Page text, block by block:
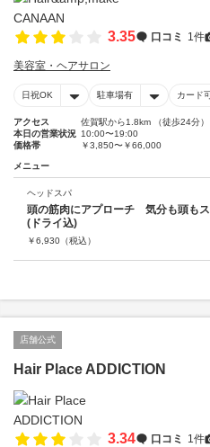
3.35 口コミ 1件
美容室・ヘアサロン
日祝OK 駐車場有 カード
アクセス
佐賀駅から1.8km （徒歩24分）
本日の営業状況 10:00〜19:00
価格帯
￥3,850〜￥66,000
メニュー
ヘッドスパ
頭の筋肉にアプローチ 気分も頭も
(ドライ込)
￥6,930 （税込）
店舗公式
Hair Place ADDICTION
3.34 口コミ 1件